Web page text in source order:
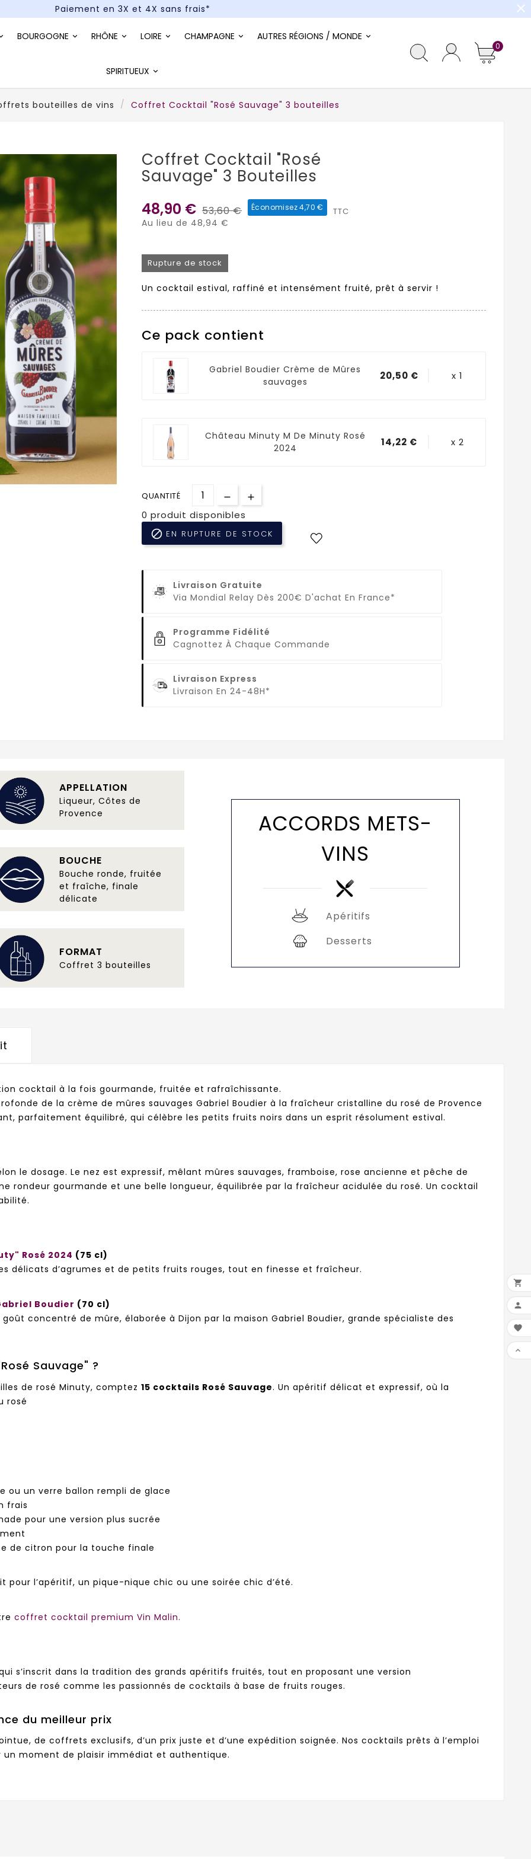
Paiement en 3X et 4X sans frais*
close
BOURGOGNE RHÔNE LOIRE CHAMPAGNE AUTRES RÉGIONS / MONDE
SPIRITUEUX
0
bouteilles de vins Coffret Cocktail "Rosé Sauvage" 3 bouteilles
keyboard_arrow_right
Coffret Cocktail "Rosé
Sauvage" 3 Bouteilles
48,90 € 53,60 € Économisez 4,70 € TTC
Au lieu de 48,94 €
Rupture de stock
Un cocktail estival, raffiné et intensément fruité, prêt à servir !
Ce pack contient
Gabriel Boudier Crème de Mûres
sauvages
20,50 € x 1
Château Minuty M De Minuty Rosé
2024
14,22 € x 2
QUANTITÉ
0 produit disponibles
 EN RUPTURE DE STOCK
Livraison Gratuite
Via Mondial Relay Dès 200€ D'achat En France*
Programme Fidélité
Cagnottez À Chaque Commande
Livraison Express
Livraison En 24-48H*
APPELLATION
Liqueur, Côtes de
Provence
BOUCHE
Bouche ronde, fruitée
et fraîche, finale
délicate
FORMAT
Coffret 3 bouteilles
ACCORDS METS-
VINS
Apéritifs
Desserts
cocktail à la fois gourmande, fruitée et rafraîchissante.
de la crème de mûres sauvages Gabriel Boudier à la fraîcheur cristalline du rosé de Provence
parfaitement équilibré, qui célèbre les petits fruits noirs dans un esprit résolument estival.
le dosage. Le nez est expressif, mêlant mûres sauvages, framboise, rose ancienne et pêche de
rondeur gourmande et une belle longueur, équilibrée par la fraîcheur acidulée du rosé. Un cocktail
Rosé 2024 (75 cl)
délicats d’agrumes et de petits fruits rouges, tout en finesse et fraîcheur.
Boudier (70 cl)
concentré de mûre, élaborée à Dijon par la maison Gabriel Boudier, grande spécialiste des
Sauvage" ?
de rosé Minuty, comptez 15 cocktails Rosé Sauvage. Un apéritif délicat et expressif, où la
rosé
ou un verre ballon rempli de glace
frais
pour une version plus sucrée
de citron pour la touche finale
l’apéritif, un pique-nique chic ou une soirée chic d’été.
coffret cocktail premium Vin Malin.
s’inscrit dans la tradition des grands apéritifs fruités, tout en proposant une version
de rosé comme les passionnés de cocktails à base de fruits rouges.
du meilleur prix
de coffrets exclusifs, d’un prix juste et d’une expédition soignée. Nos cocktails prêts à l’emploi
moment de plaisir immédiat et authentique.



